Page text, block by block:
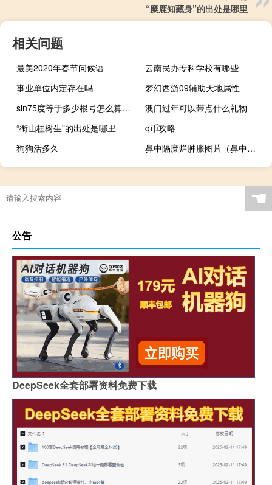
“糜鹿知藏身”的出处是哪里
相关问题
最美2020年春节问候语
云南民办专科学校有哪些
事业单位内定存在吗
梦幻西游09辅助天地属性
sin75度等于多少根号怎么算（sin75度等于多少）
澳门过年可以带点什么礼物
“衔山桂树生”的出处是哪里
q币攻略
狗狗活多久
鼻中隔糜烂肿胀图片（鼻中隔糜烂）
☚
公告
DeepSeek全套部署资料免费下载